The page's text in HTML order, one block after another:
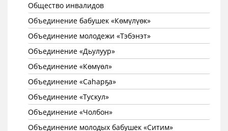
Общество инвалидов
Объединение бабушек «Көмүлүөк»
Объединение молодежи «Тэбэнэт»
Объединение «Дьулуур»
Объединение «Көмүөл»
Объединение «Саhарҕа»
Объединение «Тускул»
Объединение «Чолбон»
Объединение молодых бабушек «Ситим»